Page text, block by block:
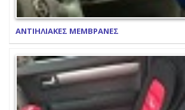
ΑΝΤΙΗΛΙΑΚΕΣ ΜΕΜΒΡΑΝΕΣ